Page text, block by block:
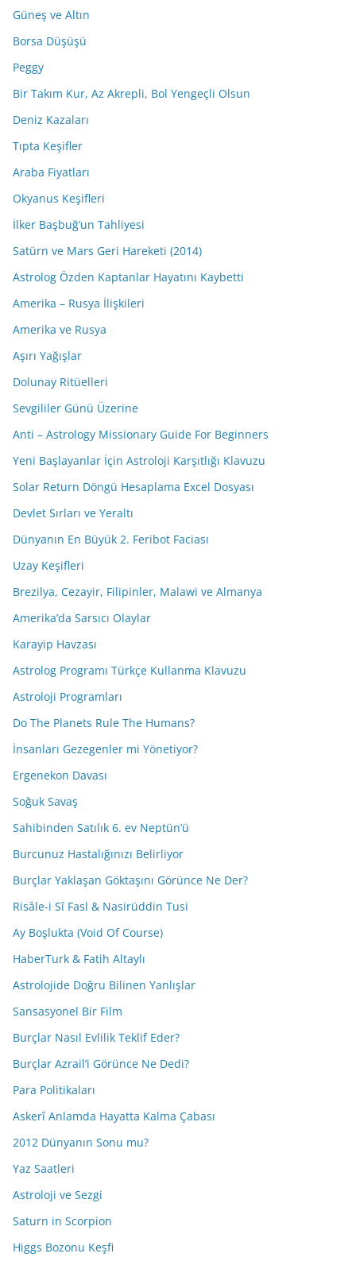
Güneş ve Altın
Borsa Düşüşü
Peggy
Bir Takım Kur, Az Akrepli, Bol Yengeçli Olsun
Deniz Kazaları
Tıpta Keşifler
Araba Fiyatları
Okyanus Keşifleri
İlker Başbuğ’un Tahliyesi
Satürn ve Mars Geri Hareketi (2014)
Astrolog Özden Kaptanlar Hayatını Kaybetti
Amerika – Rusya İlişkileri
Amerika ve Rusya
Aşırı Yağışlar
Dolunay Ritüelleri
Sevgililer Günü Üzerine
Anti – Astrology Missionary Guide For Beginners
Yeni Başlayanlar İçin Astroloji Karşıtlığı Klavuzu
Solar Return Döngü Hesaplama Excel Dosyası
Devlet Sırları ve Yeraltı
Dünyanın En Büyük 2. Feribot Faciası
Uzay Keşifleri
Brezilya, Cezayir, Filipinler, Malawi ve Almanya
Amerika’da Sarsıcı Olaylar
Karayip Havzası
Astrolog Programı Türkçe Kullanma Klavuzu
Astroloji Programları
Do The Planets Rule The Humans?
İnsanları Gezegenler mi Yönetiyor?
Ergenekon Davası
Soğuk Savaş
Sahibinden Satılık 6. ev Neptün’ü
Burcunuz Hastalığınızı Belirliyor
Burçlar Yaklaşan Göktaşını Görünce Ne Der?
Risâle-i Sî Fasl & Nasirüddin Tusi
Ay Boşlukta (Void Of Course)
HaberTurk & Fatih Altaylı
Astrolojide Doğru Bilinen Yanlışlar
Sansasyonel Bir Film
Burçlar Nasıl Evlilik Teklif Eder?
Burçlar Azrail’i Görünce Ne Dedi?
Para Politikaları
Askerî Anlamda Hayatta Kalma Çabası
2012 Dünyanın Sonu mu?
Yaz Saatleri
Astroloji ve Sezgi
Saturn in Scorpion
Higgs Bozonu Keşfi